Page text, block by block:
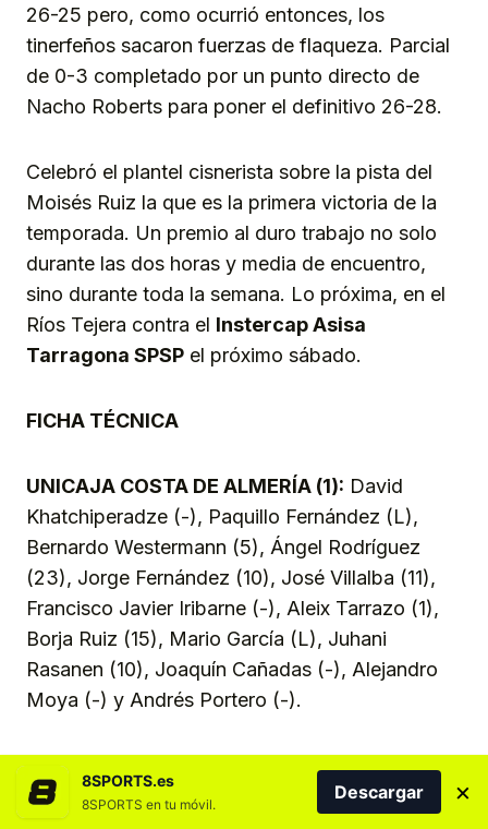
26-25 pero, como ocurrió entonces, los
tinerfeños sacaron fuerzas de flaqueza. Parcial
de 0-3 completado por un punto directo de
Nacho Roberts para poner el definitivo 26-28.
Celebró el plantel cisnerista sobre la pista del
Moisés Ruiz la que es la primera victoria de la
temporada. Un premio al duro trabajo no solo
durante las dos horas y media de encuentro,
sino durante toda la semana. Lo próxima, en el
Ríos Tejera contra el Instercap Asisa
Tarragona SPSP el próximo sábado.
FICHA TÉCNICA
UNICAJA COSTA DE ALMERÍA (1): David
Khatchiperadze (-), Paquillo Fernández (L),
Bernardo Westermann (5), Ángel Rodríguez
(23), Jorge Fernández (10), José Villalba (11),
Francisco Javier Iribarne (-), Aleix Tarrazo (1),
Borja Ruiz (15), Mario García (L), Juhani
Rasanen (10), Joaquín Cañadas (-), Alejandro
Moya (-) y Andrés Portero (-).
Entrenador:
8SPORTS.es
8SPORTS en tu móvil.
Descargar ×